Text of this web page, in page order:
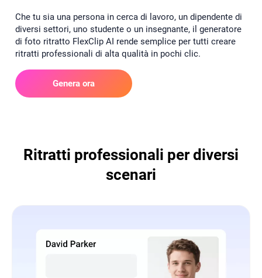
Che tu sia una persona in cerca di lavoro, un dipendente di
diversi settori, uno studente o un insegnante, il generatore
di foto ritratto FlexClip AI rende semplice per tutti creare
ritratti professionali di alta qualità in pochi clic.
Genera ora
Ritratti professionali per diversi
scenari